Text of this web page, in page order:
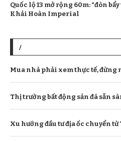
Quốc lộ 13 mở rộng 60m: “đòn
Khải Hoàn Imperial
/
Mua nhà phải xem thực tế, đừng
Thị trường bất động sản đã sẵn
Xu hướng đầu tư địa ốc chuyển